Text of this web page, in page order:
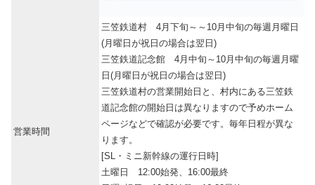
営業時間
三笠鉄道村 4月下旬～～10月中旬の毎週月曜日
(月曜日が祝日の場合は翌日)
三笠鉄道記念館 4月中旬～10月中旬の毎週月曜
日(月曜日が祝日の場合は翌日)
三笠鉄道村の営業開始日と、村内にある三笠鉄
道記念館の開始日は異なりますので予めホーム
ページなどで確認が必要です。毎年日程が異な
ります。
[SL・ミニ新幹線の運行日時]
土曜日 12:00始発、16:00最終